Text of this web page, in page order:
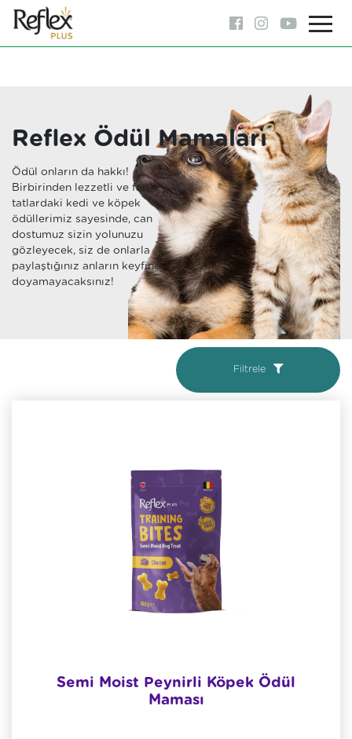
Reflex Ödül Mamaları
Ödül onların da hakkı!
Birbirinden lezzetli ve farklı
tatlardaki kedi ve köpek
ödüllerimiz sayesinde, can
dostumuz sizin yolunuzu
gözleyecek, siz de onlarla
paylaştığınız anların keyfine
doyamayacaksınız!
Filtrele
Semi Moist Peynirli Köpek Ödül
Maması